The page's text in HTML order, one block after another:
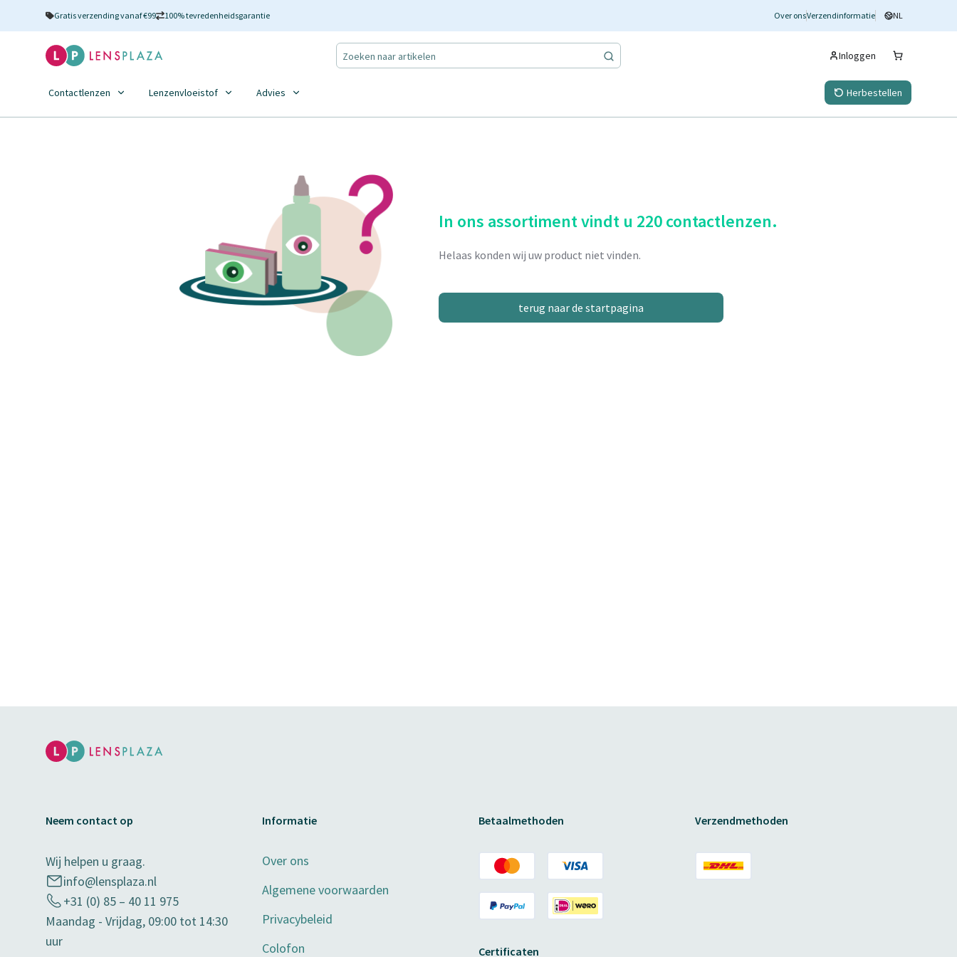
Gratis verzending vanaf €99 100% tevredenheidsgarantie Over onsVerzendinformatie NL
Inloggen
Contactlenzen Lenzenvloeistof Advies Herbestellen
In ons assortiment vindt u 220 contactlenzen.
Helaas konden wij uw product niet vinden.
terug naar de startpagina
Neem contact op
Wij helpen u graag.
info@lensplaza.nl
+31 (0) 85 – 40 11 975
Maandag - Vrijdag, 09:00 tot 14:30
uur
Informatie
Over ons
Algemene voorwaarden
Privacybeleid
Colofon
Betaalmethoden
Certificaten
Verzendmethoden